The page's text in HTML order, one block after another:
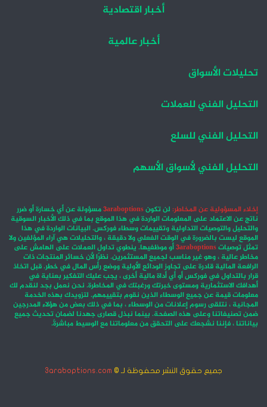
أخبار اقتصادية
أخبار عالمية
تحليلات الأسواق
التحليل الفني للعملات
التحليل الفني للسلع
التحليل الفني لأسواق الأسهم
إخلاء المسؤولية عن المخاطر: لن تكون3araboptionsمسؤولة عن أي خسارة أو ضرر
ناتج عن الاعتماد على المعلومات الواردة في هذا الموقع بما في ذلك الأخبار السوقية
والتحليل والتوصيات التداولية وتقييمات وسطاء فوركس. البيانات الواردة في هذا
الموقع ليست بالضرورة في الوقت الفعلي ولا دقيقة ، والتحليلات هي آراء المؤلفين ولا
تمثل توصيات3araboptionsأو موظفيها. ينطوي تداول العملات على الهامش على
مخاطر عالية ، وهو غير مناسب لجميع المستثمرين. نظرًا لأن خسائر المنتجات ذات
الرافعة المالية قادرة على تجاوز الودائع الأولية ووضع رأس المال في خطر. قبل اتخاذ
قرار بالتداول في فوركس أو أي أداة مالية أخرى ، يجب عليك التفكير بعناية في
أهدافك الاستثمارية ومستوى خبرتك ورغبتك في المخاطرة. نحن نعمل بجد لنقدم لك
معلومات قيمة عن جميع الوسطاء الذين نقوم بتقييمهم. لتزويدك بهذه الخدمة
المجانية ، نتلقى رسوم إعلانات من الوسطاء ، بما في ذلك بعض من هؤلاء المدرجين
ضمن تصنيفاتنا وعلى هذه الصفحة. بينما نبذل قصارى جهدنا لضمان تحديث جميع
بياناتنا ، فإننا نشجعك على التحقق من معلوماتنا مع الوسيط مباشرةً.
جميع حقوق النشر محفوظة لـ © 3araboptions.com